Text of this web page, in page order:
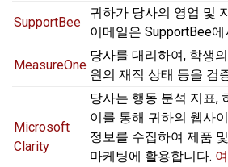
SupportBee
귀하가 당사의 영업 및
이메일은 SupportBee
MeasureOne
당사를 대리하여, 학생
원의 재직 상태 등을 검
Microsoft
Clarity
당사는 행동 분석 지표,
이를 통해 귀하의 웹사
정보를 수집하여 제품
마케팅에 활용합니다.